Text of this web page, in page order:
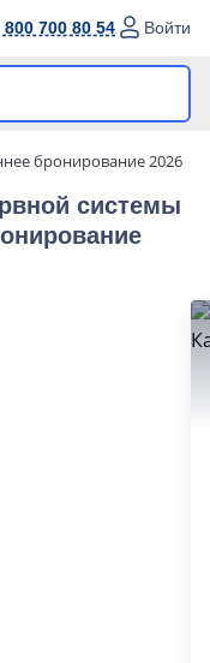
800 700 80 54 Войти
бронирование 2026
системы